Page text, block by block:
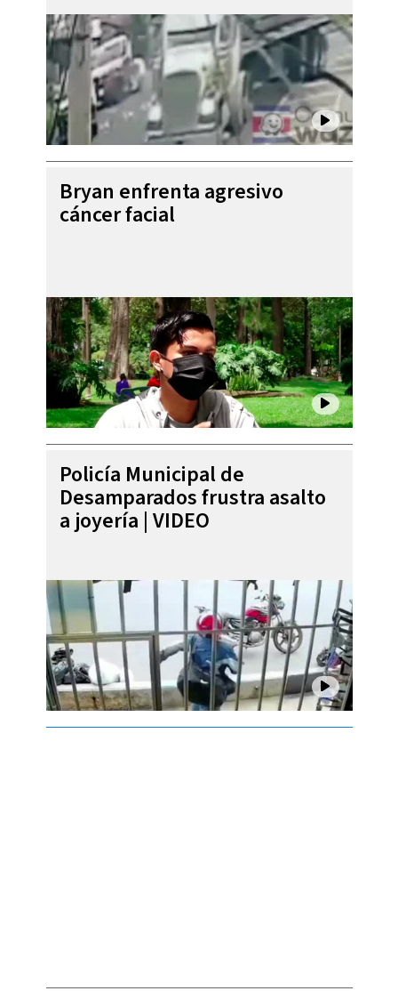
Bryan enfrenta agresivo
cáncer facial
Policía Municipal de
Desamparados frustra asalto
a joyería | VIDEO